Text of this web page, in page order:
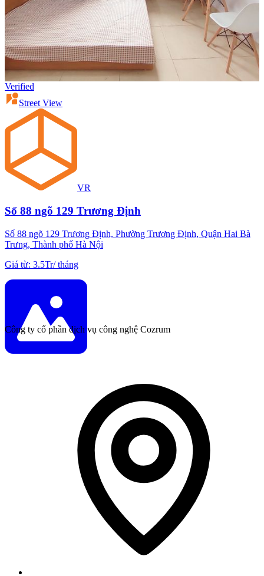
Verified
Street View
VR
Số 88 ngõ 129 Trương Định
Số 88 ngõ 129 Trương Định, Phường Trương Định, Quận Hai Bà
Trưng, Thành phố Hà Nội
Giá từ: 3.5Tr/tháng
Công ty cổ phần dịch vụ công nghệ Cozrum